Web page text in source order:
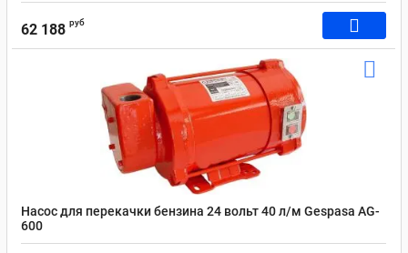
62 188 руб
Насос для перекачки бензина 24 вольт 40 л/м Gespasa AG-
600